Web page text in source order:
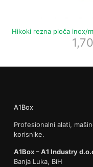
Hikoki rezna ploča inox/
1,70
A1Box
Profesionalni alati,
korisnike.
A1Box – A1 Industry
Banja Luka, BiH